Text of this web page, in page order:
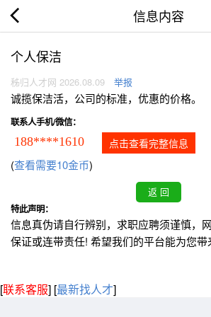
信息内容
个人保洁
秭归人才网 2026.08.09 举报
诚揽保洁活，公司的标准，优惠的价格。
联系人手机/微信：
188****1610 点击查看完整信息
(查看需要10金币)
特此声明：
信息真伪请自行辨别，求职应聘须谨慎，
保证或连带责任! 希望我们的平台能为您带
[联系客服] [最新找人才]